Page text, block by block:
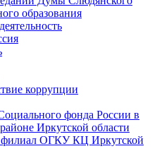
образования
коррупции
фонда России в
Иркутской области
ОГКУ КЦ Иркутской